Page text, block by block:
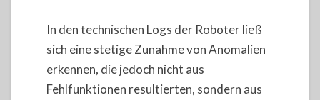
In den technischen Logs der Roboter ließ
sich eine stetige Zunahme von Anomalien
erkennen, die jedoch nicht aus
Fehlfunktionen resultierten, sondern aus